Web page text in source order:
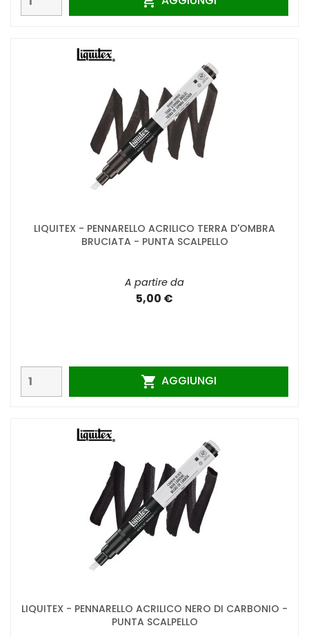
LIQUITEX - PENNARELLO ACRILICO TERRA D'OMBRA
BRUCIATA - PUNTA SCALPELLO
A partire da
5,00 €
 AGGIUNGI
LIQUITEX - PENNARELLO ACRILICO NERO DI CARBONIO -
PUNTA SCALPELLO